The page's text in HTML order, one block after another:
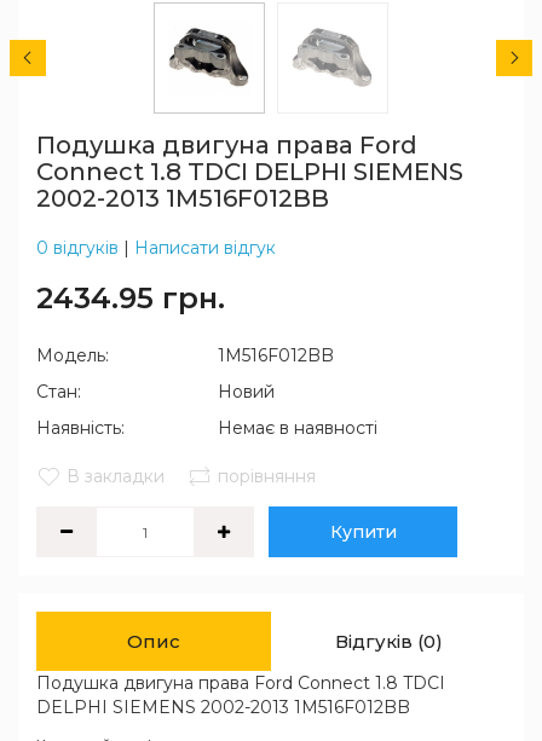
Подушка двигуна права Ford
Connect 1.8 TDCI DELPHI SIEMENS
2002-2013 1M516F012BB
0 відгуків | Написати відгук
2434.95 грн.
Модель:
1M516F012BB
Стан:
Новий
Наявність:
Немає в наявності
В закладки порівняння
Купити
Опис Відгуків (0)
Подушка двигуна права Ford Connect 1.8 TDCI
DELPHI SIEMENS 2002-2013 1M516F012BB